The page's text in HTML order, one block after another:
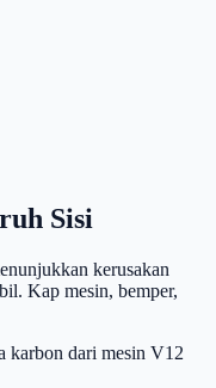
Sisi
kerusakan
Kap mesin, bemper,
karbon dari mesin V12